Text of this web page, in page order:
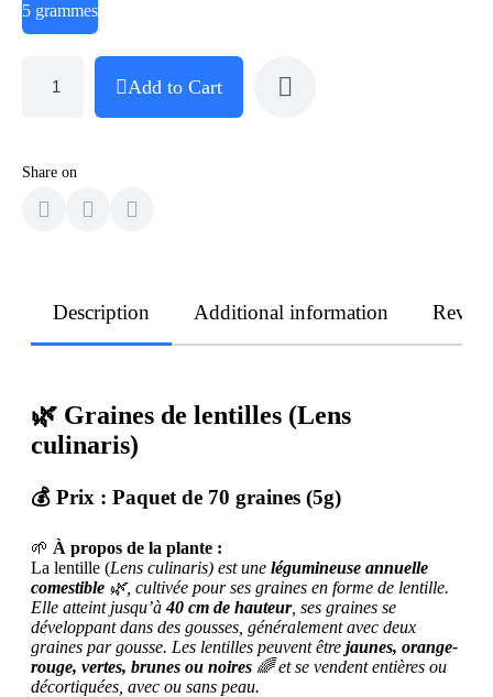
5 grammes
Add to Cart
Share on
Description Additional information
🌿 Graines de lentilles (Lens
culinaris)
💰 Prix : Paquet de 70 graines (5g)
🌱 À propos de la plante :
La lentille (Lens culinaris) est une légumineuse annuelle
comestible 🌿, cultivée pour ses graines en forme de lentille.
Elle atteint jusqu’à40 cm de hauteur, ses graines se
développant dans des gousses, généralement avec deux
graines par gousse. Les lentilles peuvent être jaunes, orange-
rouge, vertes, brunes ou noires 🌈 et se vendent entières ou
décortiquées, avec ou sans peau.